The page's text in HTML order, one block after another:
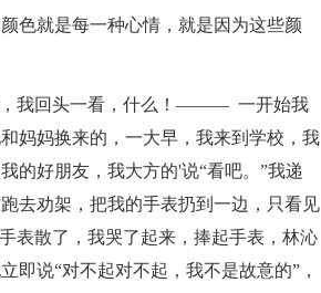
色就是每一种心情，就是因为这些颜
，我回头一看，什么！——— 一开始我
妈妈换来的，一大早，我来到学校，我
的好朋友，我大方的'说“看吧。”我递
去劝架，把我的手表扔到一边，只看见
表散了，我哭了起来，捧起手表，林沁
即说“对不起对不起，我不是故意的”，